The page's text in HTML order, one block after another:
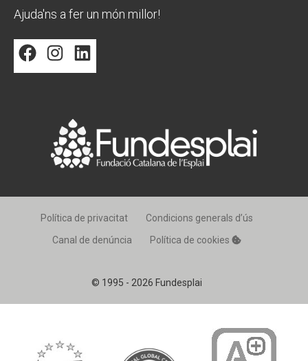
Ajuda'ns a fer un món millor!
FacebookInstagram
© 1995 - 2026 Fundesplai
Política de privacitat
Condicions generals d’ús
Canal de denúncia
Política de cookies